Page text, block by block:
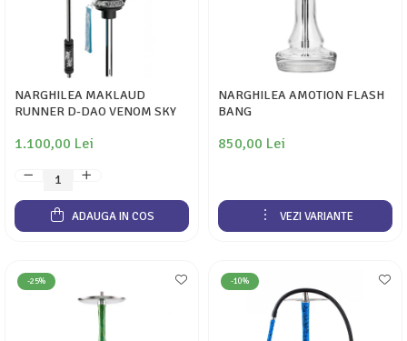
NARGHILEA MAKLAUD
RUNNER D-DAO VENOM SKY
1.100,00 Lei
ADAUGA IN COS
NARGHILEA AMOTION FLASH
BANG
850,00 Lei
VEZI VARIANTE
-25% -10%